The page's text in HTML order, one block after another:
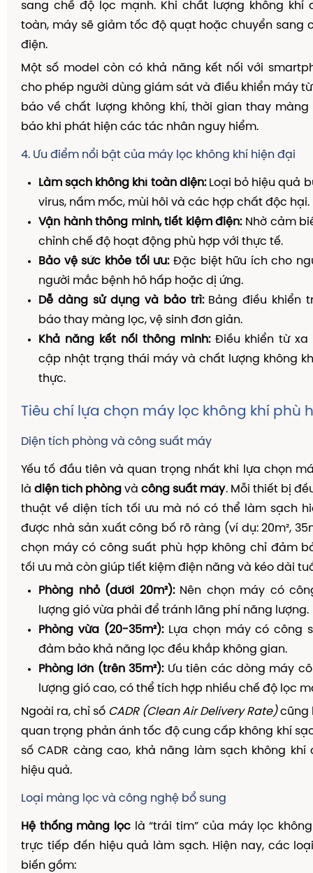
sang chế độ lọc mạnh. Khi chất lượng không khí
toàn, máy sẽ giảm tốc độ quạt hoặc chuyển sang
điện.
Một số model còn có khả năng kết nối với
cho phép người dùng giám sát và điều khiển máy
báo về chất lượng không khí, thời gian thay
báo khi phát hiện các tác nhân nguy hiểm.
4. Ưu điểm nổi bật của máy lọc không khí hiện đại
Làm sạch không khí toàn diện:Loại bỏ hiệu quả
virus, nấm mốc, mùi hôi và các hợp chất độc hại.
Vận hành thông minh, tiết kiệm điện:Nhờ cảm
chỉnh chế độ hoạt động phù hợp với thực tế.
Bảo vệ sức khỏe tối ưu:Đặc biệt hữu ích cho
người mắc bệnh hô hấp hoặc dị ứng.
Dễ dàng sử dụng và bảo trì:Bảng điều khiển
báo thay màng lọc, vệ sinh đơn giản.
Khả năng kết nối thông minh:Điều khiển từ xa
cập nhật trạng thái máy và chất lượng không
thực.
Tiêu chí lựa chọn máy lọc không khí phù
Diện tích phòng và công suất máy
Yếu tố đầu tiên và quan trọng nhất khi lựa chọn
làdiện tích phòng vàcông suất máy. Mỗi thiết bị
thuật về diện tích tối ưu mà nó có thể làm sạch
được nhà sản xuất công bố rõ ràng (ví dụ: 20m²,
chọn máy có công suất phù hợp không chỉ đảm
tối ưu mà còn giúp tiết kiệm điện năng và kéo dài
Phòng nhỏ (dưới 20m²):Nên chọn máy có
lượng gió vừa phải để tránh lãng phí năng lượng.
Phòng vừa (20-35m²):Lựa chọn máy có công
đảm bảo khả năng lọc đều khắp không gian.
Phòng lớn (trên 35m²):Ưu tiên các dòng máy
lượng gió cao, có thể tích hợp nhiều chế độ lọc
Ngoài ra, chỉ số CADR (Clean Air Delivery Rate)cũng
quan trọng phản ánh tốc độ cung cấp không khí
số CADR càng cao, khả năng làm sạch không khí
hiệu quả.
Loại màng lọc và công nghệ bổ sung
Hệ thống màng lọc là “trái tim” của máy lọc
trực tiếp đến hiệu quả làm sạch. Hiện nay, các
biến gồm: